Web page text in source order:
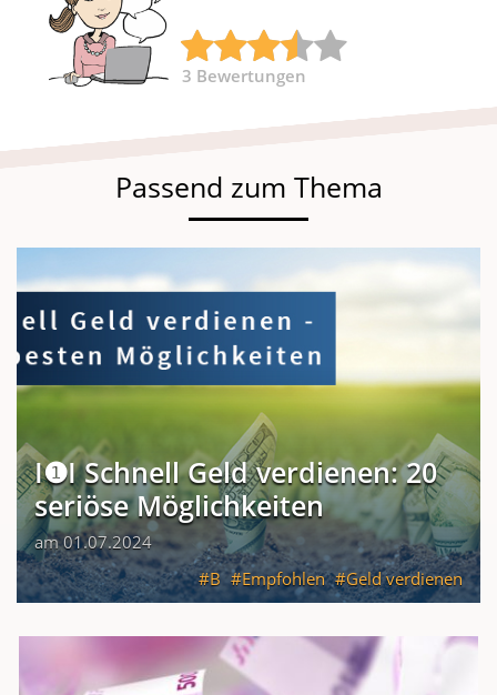
3 Bewertungen
Passend zum Thema
I❶I Schnell Geld verdienen: 20
seriöse Möglichkeiten
am 01.07.2024
B
Empfohlen Geld verdienen